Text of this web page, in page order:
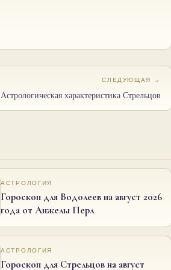
СЛЕДУЮЩАЯ →
Астрологическая характеристика Стрельцов
АСТРОЛОГИЯ
Гороскоп для Водолеев на август 2026
года от Анжелы Перл
АСТРОЛОГИЯ
Гороскоп для Стрельцов на август